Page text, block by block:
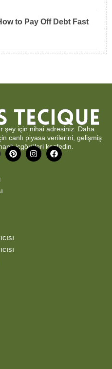
to Pay Off Debt Fast
şey için nihai adresiniz. Daha
canlı piyasa verilerini, gelişmiş
içgörüleri keşfedin.
P
i
I
n
F
a